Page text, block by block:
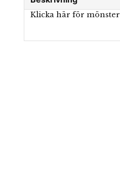
Klicka här för mönster